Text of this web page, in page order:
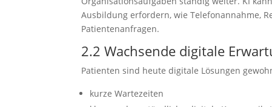
Ausbildung erfordern, wie Telefonannahme,
Patientenanfragen.
2.2 Wachsende digitale
Patienten sind heute digitale Lösungen
kurze Wartezeiten